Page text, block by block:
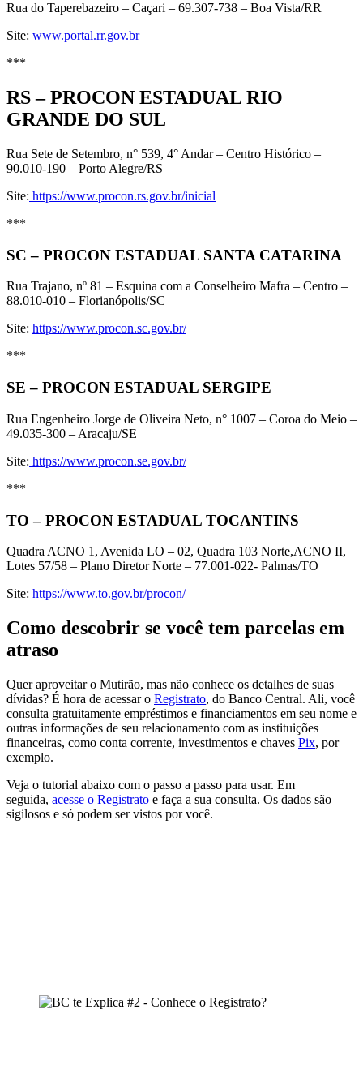
Rua do Taperebazeiro – Caçari – 69.307-738 – Boa Vista/RR
Site: www.portal.rr.gov.br
***
RS – PROCON ESTADUAL RIO
GRANDE DO SUL
Rua Sete de Setembro, n° 539, 4° Andar – Centro Histórico –
90.010-190 – Porto Alegre/RS
Site: https://www.procon.rs.gov.br/inicial
***
SC – PROCON ESTADUAL SANTA CATARINA
Rua Trajano, nº 81 – Esquina com a Conselheiro Mafra – Centro –
88.010-010 – Florianópolis/SC
Site: https://www.procon.sc.gov.br/
***
SE – PROCON ESTADUAL SERGIPE
Rua Engenheiro Jorge de Oliveira Neto, n° 1007 – Coroa do Meio –
49.035-300 – Aracaju/SE
Site: https://www.procon.se.gov.br/
***
TO – PROCON ESTADUAL TOCANTINS
Quadra ACNO 1, Avenida LO – 02, Quadra 103 Norte,ACNO II,
Lotes 57/58 – Plano Diretor Norte – 77.001-022- Palmas/TO
Site: https://www.to.gov.br/procon/
Como descobrir se você tem parcelas em
atraso
Quer aproveitar o Mutirão, mas não conhece os detalhes de suas
dívidas? É hora de acessar o Registrato, do Banco Central. Ali, você
consulta gratuitamente empréstimos e financiamentos em seu nome e
outras informações de seu relacionamento com as instituições
financeiras, como conta corrente, investimentos e chaves Pix, por
exemplo.
Veja o tutorial abaixo com o passo a passo para usar. Em
seguida, acesse o Registrato e faça a sua consulta. Os dados são
sigilosos e só podem ser vistos por você.